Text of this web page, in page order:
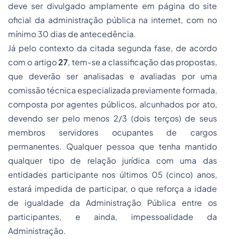
deve ser divulgado amplamente em página do site
oficial da administração pública na internet, com no
mínimo 30 dias de antecedência.
Já pelo contexto da citada segunda fase, de acordo
com o artigo27, tem-se a classificação das propostas,
que deverão ser analisadas e avaliadas por uma
comissão técnica especializada previamente formada,
composta por agentes públicos, alcunhados por ato,
devendo ser pelo menos 2/3 (dois terços) de seus
membros servidores ocupantes de cargos
permanentes. Qualquer pessoa que tenha mantido
qualquer tipo de relação jurídica com uma das
entidades participante nos últimos 05 (cinco) anos,
estará impedida de participar, o que reforça a idade
de igualdade da Administração Pública entre os
participantes, e ainda, impessoalidade da
Administração.